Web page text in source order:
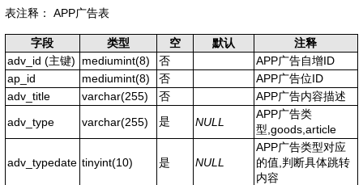
表注释： APP广告表
字段 类型 空 默认
注释
adv_id (主键) mediumint(8) 否
APP广告自增ID
ap_id
mediumint(8) 否
APP广告位ID
adv_title
varchar(255) 否
APP广告内容描述
adv_type
varchar(255) 是 NULL
APP广告类
型,goods,article
adv_typedate tinyint(10) 是 NULL
APP广告类型对应
的值,判断具体跳转
内容